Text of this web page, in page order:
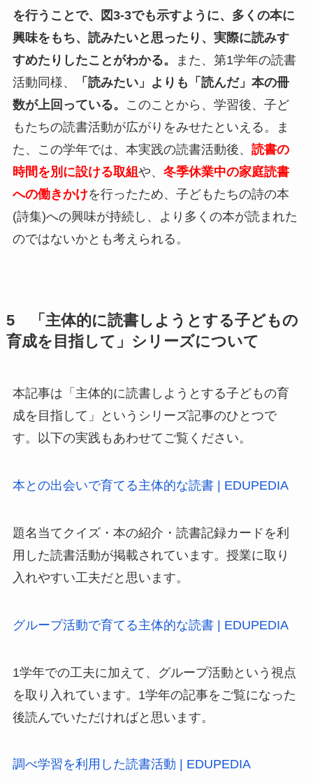
を行うことで、図3-3でも示すように、多くの本に
興味をもち、読みたいと思ったり、実際に読みす
すめたりしたことがわかる。
また、第1学年の読書
活動同様、
「読みたい」よりも「読んだ」本の冊
数が上回っている。
このことから、学習後、子ど
もたちの読書活動が広がりをみせたといえる。ま
た、この学年では、本実践の読書活動後、 読書の
時間を別に設ける取組や、 冬季休業中の家庭読書
への働きかけを行ったため、子どもたちの詩の本
(詩集)への興味が持続し、より多くの本が読まれた
のではないかとも考えられる。
5 「主体的に読書しようとする子どもの
育成を目指して」シリーズについて
本記事は「主体的に読書しようとする子どもの育
成を目指して」というシリーズ記事のひとつで
す。以下の実践もあわせてご覧ください。
本との出会いで育てる主体的な読書 | EDUPEDIA
題名当てクイズ・本の紹介・読書記録カードを利
用した読書活動が掲載されています。授業に取り
入れやすい工夫だと思います。
グループ活動で育てる主体的な読書 | EDUPEDIA
1学年での工夫に加えて、グループ活動という視点
を取り入れています。1学年の記事をご覧になった
後読んでいただければと思います。
調べ学習を利用した読書活動 | EDUPEDIA